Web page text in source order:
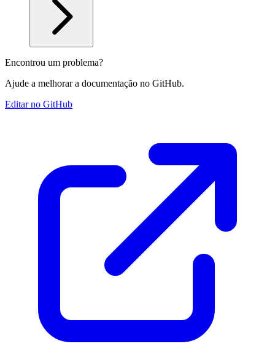
Encontrou um problema?
Ajude a melhorar a documentação no GitHub.
Editar no GitHub